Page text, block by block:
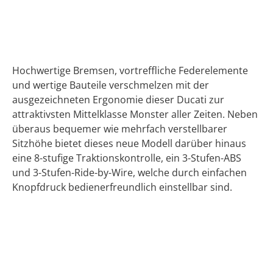
Hochwertige Bremsen, vortreffliche Federelemente
und wertige Bauteile verschmelzen mit der
ausgezeichneten Ergonomie dieser Ducati zur
attraktivsten Mittelklasse Monster aller Zeiten. Neben
überaus bequemer wie mehrfach verstellbarer
Sitzhöhe bietet dieses neue Modell darüber hinaus
eine 8-stufige Traktionskontrolle, ein 3-Stufen-ABS
und 3-Stufen-Ride-by-Wire, welche durch einfachen
Knopfdruck bedienerfreundlich einstellbar sind.